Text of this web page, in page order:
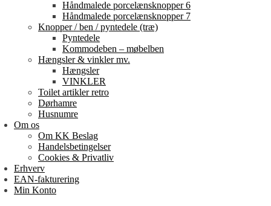
Håndmalede porcelænsknopper 6
Håndmalede porcelænsknopper 7
Knopper / ben / pyntedele (træ)
Pyntedele
Kommodeben – møbelben
Hængsler & vinkler mv.
Hængsler
VINKLER
Toilet artikler retro
Dørhamre
Husnumre
Om os
Om KK Beslag
Handelsbetingelser
Cookies & Privatliv
Erhverv
EAN-fakturering
Min Konto